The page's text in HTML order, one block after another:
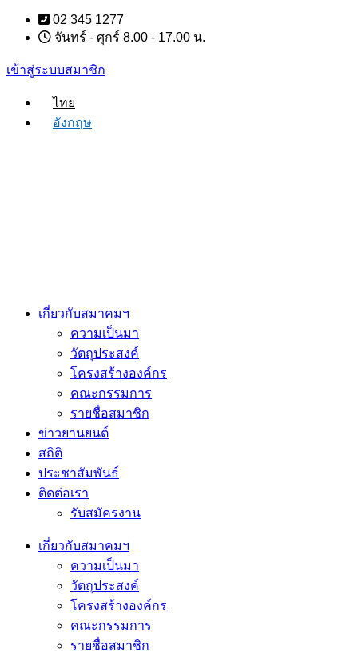
Skip
content
02 345 1277
จันทร์ - ศุกร์ 8.00 - 17.00 น.
เข้าสู่ระบบสมาชิก
ไทย
อังกฤษ
เกี่ยวกับสมาคมฯ
ความเป็นมา
วัตถุประสงค์
โครงสร้างองค์กร
คณะกรรมการ
รายชื่อสมาชิก
ข่าวยานยนต์
สถิติ
ประชาสัมพันธ์
ติดต่อเรา
รับสมัครงาน
เกี่ยวกับสมาคมฯ
ความเป็นมา
วัตถุประสงค์
โครงสร้างองค์กร
คณะกรรมการ
รายชื่อสมาชิก